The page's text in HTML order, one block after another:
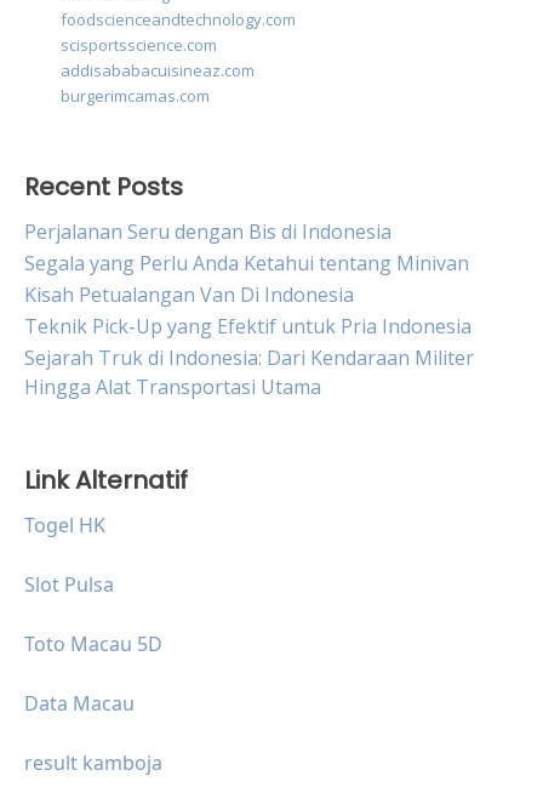
foodscienceandtechnology.com
scisportsscience.com
addisababacuisineaz.com
burgerimcamas.com
Recent Posts
Perjalanan Seru dengan Bis di Indonesia
Segala yang Perlu Anda Ketahui tentang Minivan
Kisah Petualangan Van Di Indonesia
Teknik Pick-Up yang Efektif untuk Pria Indonesia
Sejarah Truk di Indonesia: Dari Kendaraan Militer
Hingga Alat Transportasi Utama
Link Alternatif
Togel HK
Slot Pulsa
Toto Macau 5D
Data Macau
result kamboja